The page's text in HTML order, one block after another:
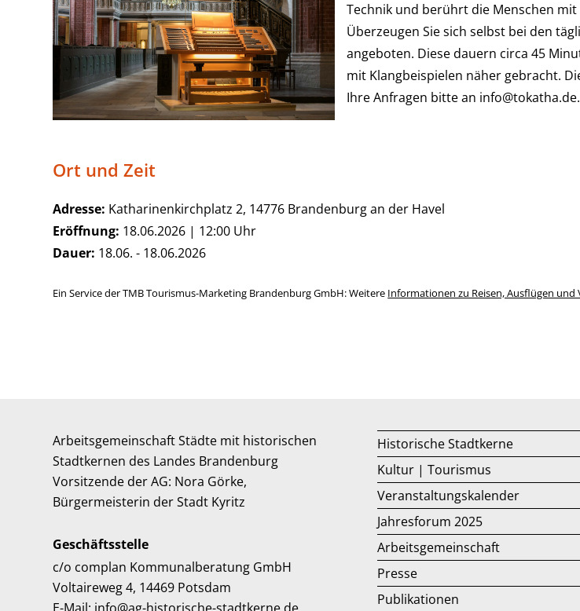
Technik und berührt die Menschen
Überzeugen Sie sich selbst bei den
angeboten. Diese dauern circa 45
mit Klangbeispielen näher gebracht.
Ihre Anfragen bitte an info@tokatha.de.
Ort und Zeit
Adresse: Katharinenkirchplatz 2, 14776 Brandenburg an der Havel
Eröffnung: 18.06.2026 | 12:00 Uhr
Dauer: 18.06. - 18.06.2026
Ein Service der TMB Tourismus-Marketing Brandenburg GmbH: Weitere Informationen zu Reisen, Ausflügen
Arbeitsgemeinschaft Städte mit historischen
Stadtkernen des Landes Brandenburg
Vorsitzende der AG: Nora Görke,
Bürgermeisterin der Stadt Kyritz
Geschäftsstelle
c/o complan Kommunalberatung GmbH
Voltaireweg 4, 14469 Potsdam
Historische Stadtkerne
Kultur | Tourismus
Veranstaltungskalender
Jahresforum 2025
Arbeitsgemeinschaft
Presse
Publikationen